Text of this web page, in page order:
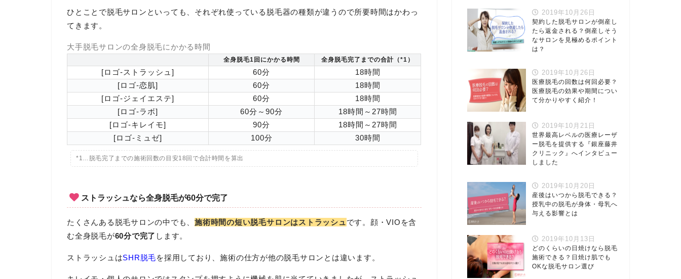
ひとことで脱毛サロンといっても、それぞれ使っている脱毛器の種類が違うので所要時間はかわっ
てきます。
大手脱毛サロンの全身脱毛にかかる時間
全身脱毛1回にかかる時間 全身脱毛完了までの合計（*1）
[ロゴ-ストラッシュ] 60分
18時間
[ロゴ-恋肌]
60分
18時間
[ロゴ-ジェイエステ]
60分
18時間
[ロゴ-ラボ]
60分～90分
18時間～27時間
[ロゴ-キレイモ]
90分
18時間～27時間
[ロゴ-ミュゼ]
100分 30時間
*1…脱毛完了までの施術回数の目安18回で合計時間を算出
ストラッシュなら全身脱毛が60分で完了
たくさんある脱毛サロンの中でも、施術時間の短い脱毛サロンはストラッシュです。顔・VIOを含
む全身脱毛が60分で完了 します。
ストラッシュはSHR脱毛を採用しており、施術の仕方が他の脱毛サロンとは違います。
2019年10月26日
契約した脱毛サロンが倒産し
たら返金される？倒産しそう
なサロンを見極めるポイント
は？
2019年10月26日
医療脱毛の回数は何回必要？
医療脱毛の効果や期間につい
て分かりやすく紹介！
2019年10月21日
世界最高レベルの医療レーザ
ー脱毛を提供する『銀座藤井
クリニック』へインタビュー
しました
2019年10月20日
産後はいつから脱毛できる？
授乳中の脱毛が身体・母乳へ
与える影響とは
2019年10月13日
どのくらいの日焼けなら脱毛
施術できる？日焼け肌でも
OKな脱毛サロン選び